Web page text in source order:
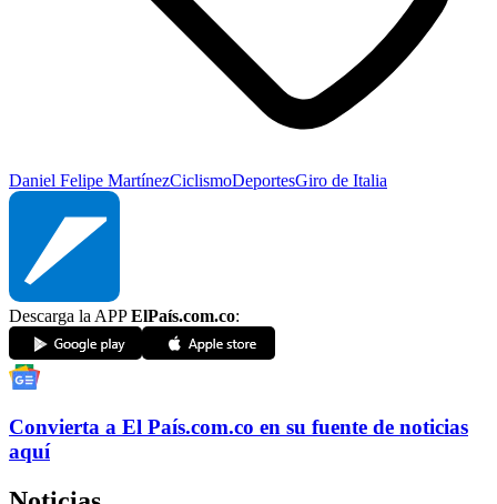
Daniel Felipe MartínezCiclismoDeportesGiro de Italia
Descarga la APPElPaís.com.co:
Convierta a El País.com.co en su fuente de noticias
aquí